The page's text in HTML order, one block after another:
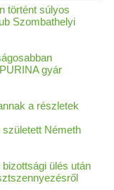
történt súlyos
Szombathelyi
gyár
a részletek
Németh
ülés után